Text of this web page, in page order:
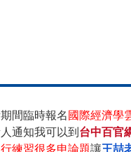
間臨時報名 國際經濟學
通知我可以到 台中百官
練習很多申論題讓王喆